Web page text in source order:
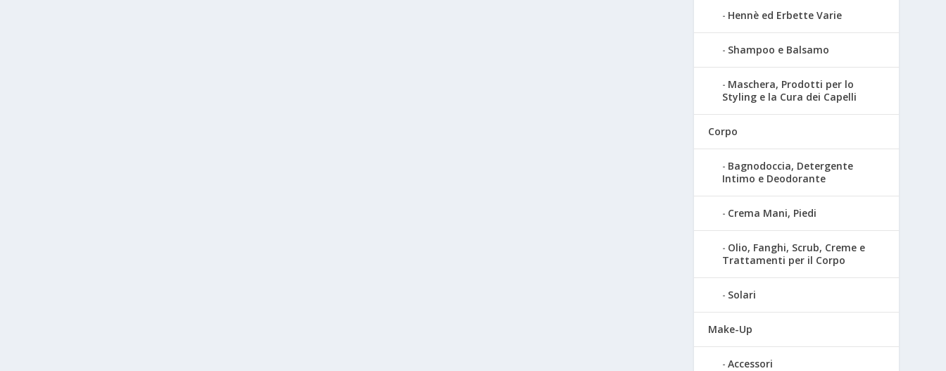
Hennè ed Erbette Varie
Shampoo e Balsamo
Maschera, Prodotti per lo
Styling e la Cura dei Capelli
Corpo
Bagnodoccia, Detergente
Intimo e Deodorante
Crema Mani, Piedi
Olio, Fanghi, Scrub, Creme e
Trattamenti per il Corpo
Solari
Make-Up
Accessori